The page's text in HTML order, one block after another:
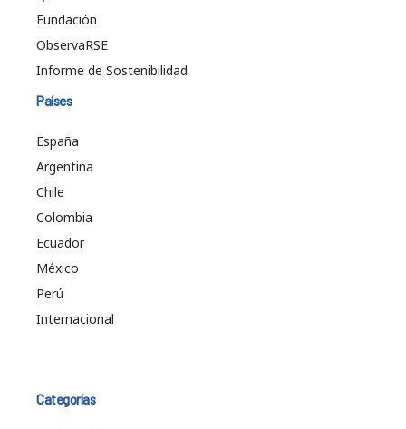
Fundación
ObservaRSE
Informe de Sostenibilidad
Países
España
Argentina
Chile
Colombia
Ecuador
México
Perú
Internacional
Categorías